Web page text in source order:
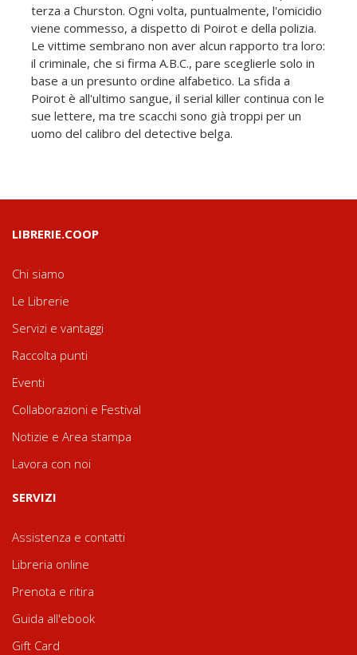
terza a Churston. Ogni volta, puntualmente, l'omicidio
viene commesso, a dispetto di Poirot e della polizia.
Le vittime sembrano non aver alcun rapporto tra loro:
il criminale, che si firma A.B.C., pare sceglierle solo in
base a un presunto ordine alfabetico. La sfida a
Poirot è all'ultimo sangue, il serial killer continua con le
sue lettere, ma tre scacchi sono già troppi per un
uomo del calibro del detective belga.
LIBRERIE.COOP
Chi siamo
Le Librerie
Servizi e vantaggi
Raccolta punti
Eventi
Collaborazioni e Festival
Notizie e Area stampa
Lavora con noi
SERVIZI
Assistenza e contatti
Libreria online
Prenota e ritira
Guida all'ebook
Gift Card